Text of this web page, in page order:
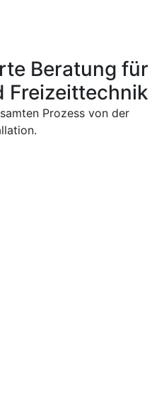
Beratung für
Freizeittechnik
Prozess von der